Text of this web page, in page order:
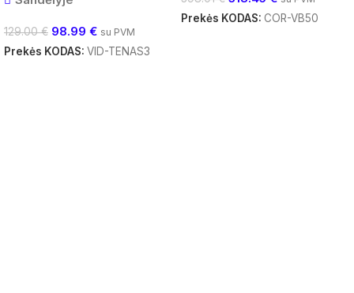
129.00€ 98.99 € su PVM
Prekės KODAS: VID-TENAS3
Prekės KODAS: COR-VB50